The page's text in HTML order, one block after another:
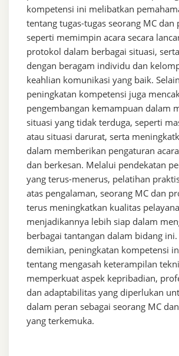
kompetensi ini melibatkan
tentang tugas-tugas seorang MC dan
seperti memimpin acara secara
protokol dalam berbagai situasi,
dengan beragam individu dan
keahlian komunikasi yang baik.
peningkatan kompetensi juga
pengembangan kemampuan dalam
situasi yang tidak terduga, seperti
atau situasi darurat, serta
dalam memberikan pengaturan
dan berkesan. Melalui pendekatan
yang terus-menerus, pelatihan
atas pengalaman, seorang MC dan
terus meningkatkan kualitas
menjadikannya lebih siap dalam
berbagai tantangan dalam bidang ini.
demikian, peningkatan kompetensi
tentang mengasah keterampilan
memperkuat aspek kepribadian,
dan adaptabilitas yang diperlukan
dalam peran sebagai seorang MC
yang terkemuka.